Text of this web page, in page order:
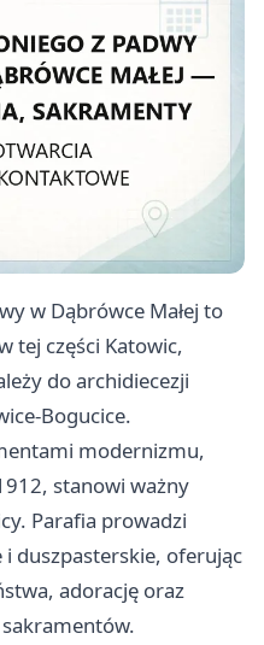
w Dąbrówce Małej to
tej części Katowic,
do archidiecezji
Bogucice.
modernizmu,
stanowi ważny
Parafia prowadzi
duszpasterskie, oferując
adorację oraz